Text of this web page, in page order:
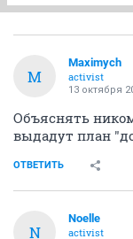
M
Maximych
activist
13 октября
Объяснять
выдадут план
ОТВЕТИТЬ
N
Noelle
activist